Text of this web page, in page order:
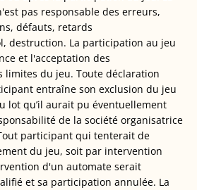
pas responsable des erreurs,
défauts, retards
destruction. La participation au jeu
et l'acceptation des
limites du jeu. Toute déclaration
entraîne son exclusion du jeu
lot qu’il aurait pu éventuellement
de la société organisatrice
participant qui tenterait de
du jeu, soit par intervention
d'un automate serait
et sa participation annulée. La